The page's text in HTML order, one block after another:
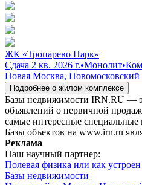
ЖК «Тропарево Парк»
Сдача 2 кв. 2026 г.•Монолит•
Новая Москва,
Подробнее о жилом комплексе
Базы недвижимости IRN.RU —
объявлений о первичной
самые интересные специальные
Базы объектов на www.irn.ru
Реклама
Наш научный партнер:
Полевая физика или как
Базы недвижимости